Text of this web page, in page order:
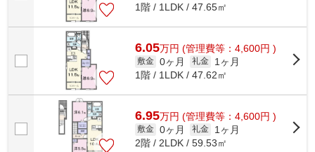
1階 / 1LDK / 47.65㎡
6.05万円 (管理費等：4,600円 )
敷金 0ヶ月 礼金
1ヶ月
1階 / 1LDK / 47.62㎡
6.95万円 (管理費等：4,600円 )
敷金 0ヶ月 礼金
1ヶ月
2階 / 2LDK / 59.53㎡